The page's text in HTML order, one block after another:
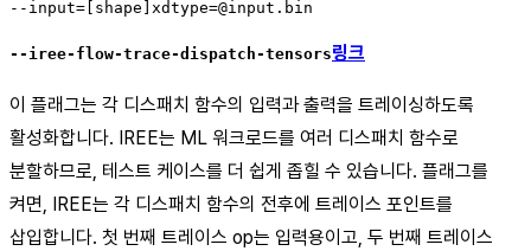
--iree-flow-trace-dispatch-tensors링크
이 플래그는 각 디스패치 함수의 입력과 출력을 트레이싱하도록
활성화합니다. IREE는 ML 워크로드를 여러 디스패치 함수로
분할하므로, 테스트 케이스를 더 쉽게 좁힐 수 있습니다. 플래그를
켜면, IREE는 각 디스패치 함수의 전후에 트레이스 포인트를
삽입합니다. 첫 번째 트레이스 op는 입력용이고, 두 번째 트레이스